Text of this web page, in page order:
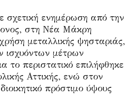
ενημέρωση από την
στη Νέα Μάκρη
μεταλλικής ψησταριάς,
μέτρων
το περιστατικό επιλήφθηκε
Αττικής, ενώ στον
πρόστιμο ύψους